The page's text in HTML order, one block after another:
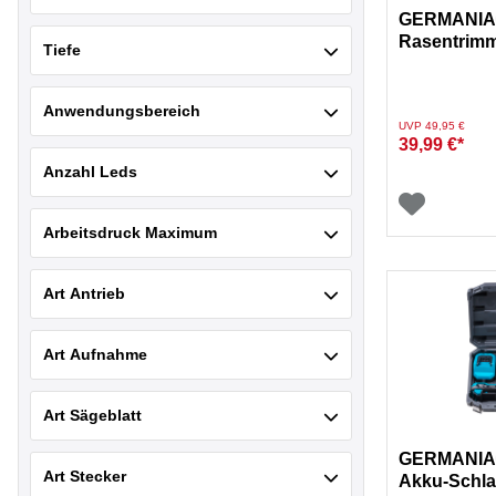
Tiefe
Anwendungsbereich
Anzahl Leds
Arbeitsdruck Maximum
Art Antrieb
Art Aufnahme
Art Sägeblatt
Art Stecker
Preis reduziert von
UVP 49,95 €auf
39,99 €*
Akku-